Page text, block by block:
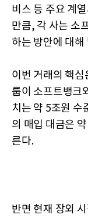
비스 등 주요 계
만큼, 각 사는 소
하는 방안에 대
이번 거래의 핵
룹이 소프트뱅크
치는 약 5조원 수
의 매입 대금은
른다.
반면 현재 장외